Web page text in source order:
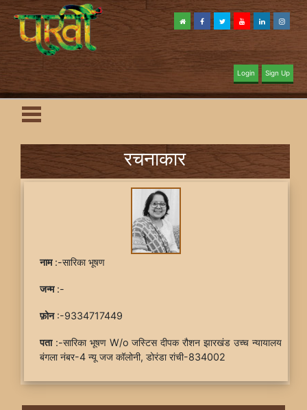
Login Sign Up
रचनाकार
नाम:-सारिका भूषण
जन्म:-
फ़ोन:-9334717449
पता:-सारिका भूषण W/o जस्टिस दीपक रौशन झारखंड उच्च न्यायालय
बंगला नंबर-4 न्यू जज कॉलोनी, डोरंडा रांची-834002